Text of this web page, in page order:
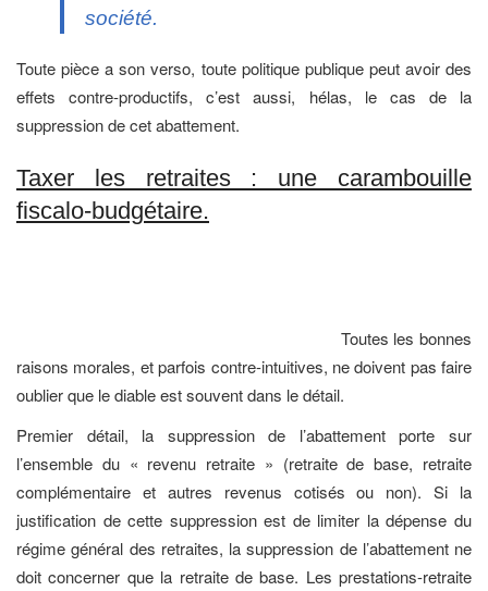
société.
Toute pièce a son verso, toute politique publique peut avoir des
effets contre-productifs, c’est aussi, hélas, le cas de la
suppression de cet abattement.
Taxer les retraites : une carambouille
fiscalo-budgétaire.
Toutes les bonnes
raisons morales, et parfois contre-intuitives, ne doivent pas faire
oublier que le diable est souvent dans le détail.
Premier détail, la suppression de l’abattement porte sur
l’ensemble du « revenu retraite » (retraite de base, retraite
complémentaire et autres revenus cotisés ou non). Si la
justification de cette suppression est de limiter la dépense du
régime général des retraites, la suppression de l’abattement ne
doit concerner que la retraite de base. Les prestations-retraite